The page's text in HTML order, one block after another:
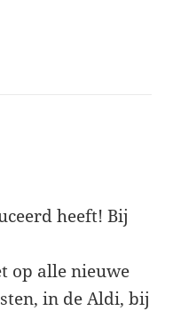
heeft! Bij
op alle nieuwe
in de Aldi, bij